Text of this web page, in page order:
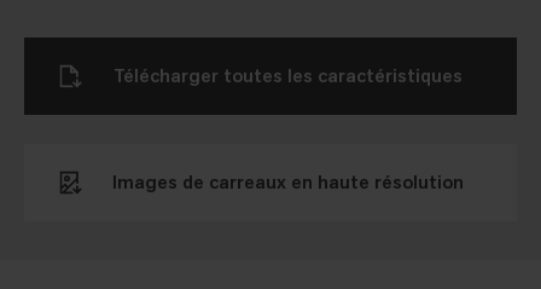
Images de carreaux en haute résolution
Télécharger toutes les caractéristiques